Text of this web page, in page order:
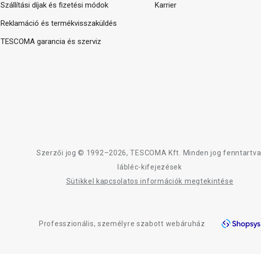
Szállítási díjak és fizetési módok
Reklamáció és termékvisszaküldés
TESCOMA garancia és szerviz
Karrier
Szerzői jog © 1992–2026, TESCOMA Kft. Minden jog fenntartva.
lábléc-kifejezések
Sütikkel kapcsolatos információk megtekintése
Professzionális, személyre szabott webáruház